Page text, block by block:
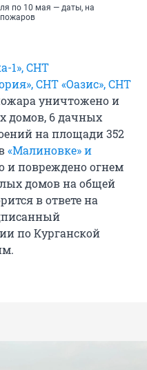
по 10 мая — даты, на
пожаров
1», СНТ
СНТ «Оазис», СНТ
уничтожено и
домов, 6 дачных
на площади 352
«Малиновке» и
и повреждено огнем
домов на общей
в ответе на
по Курганской